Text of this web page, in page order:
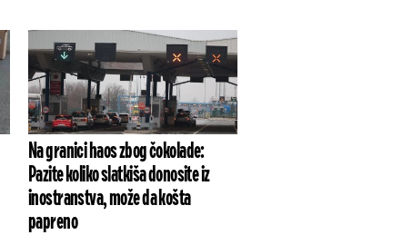
Na granici haos zbog čokolade:
Pazite koliko slatkiša donosite iz
inostranstva, može da košta
papreno